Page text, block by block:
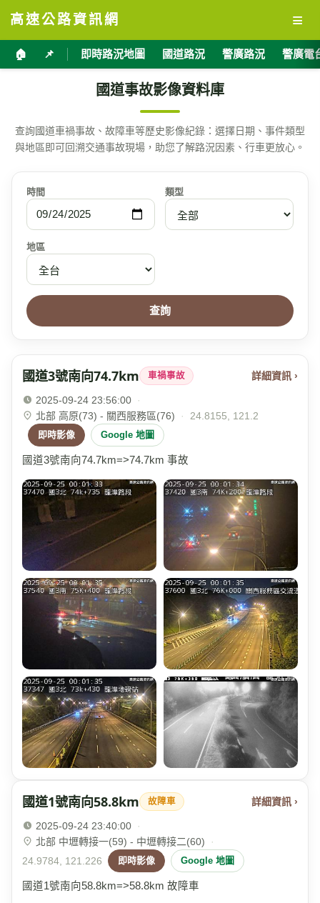
高速公路資訊網 ≡
🏠 📌 即時路況地圖 國道路況 警廣路況 警廣電
國道事故影像資料庫
查詢國道車禍事故、故障車等歷史影像紀錄：選擇日期、事件類型
與地區即可回溯交通事故現場，助您了解路況因素、行車更放心。
時間 類型
地區
查詢
國道3號南向74.7km 車禍事故 詳細資訊 ›
2025-09-24 23:56:00
·
北部 高原(73) - 關西服務區(76)
· 24.8155, 121.2
即時影像 Google 地圖
國道3號南向74.7km=>74.7km 事故
國道1號南向58.8km 故障車 詳細資訊 ›
2025-09-24 23:40:00
·
北部 中壢轉接一(59) - 中壢轉接二(60)
·
24.9784, 121.226
即時影像 Google 地圖
國道1號南向58.8km=>58.8km 故障車